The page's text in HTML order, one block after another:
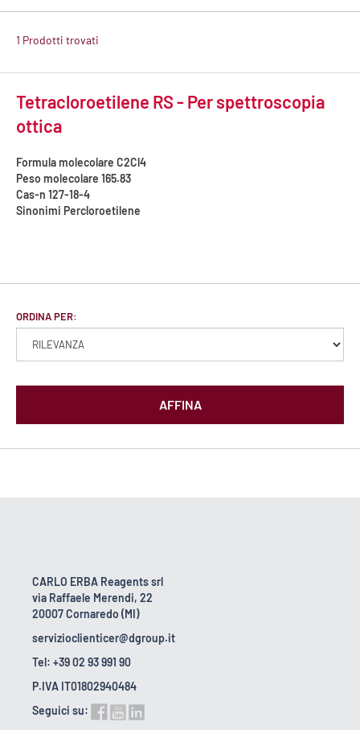
1 Prodotti trovati
Tetracloroetilene RS - Per spettroscopia
ottica
Formula molecolare C2Cl4
Peso molecolare 165.83
Cas-n 127-18-4
Sinonimi Percloroetilene
ORDINA PER:
AFFINA
CARLO ERBA Reagents srl
via Raffaele Merendi, 22
20007 Cornaredo (MI)
servizioclienticer@dgroup.it
Tel: +39 02 93 991 90
P.IVA IT01802940484
Seguici su: